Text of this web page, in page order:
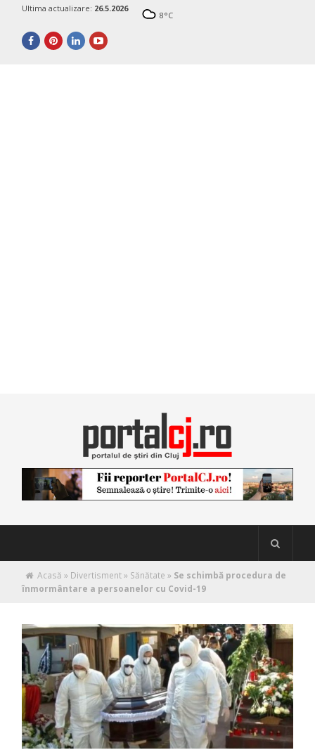
Ultima actualizare: 26.5.2026
8°C
Acasă » Divertisment» Sănătate » Se schimbă procedura de
înmormântare a persoanelor cu Covid-19